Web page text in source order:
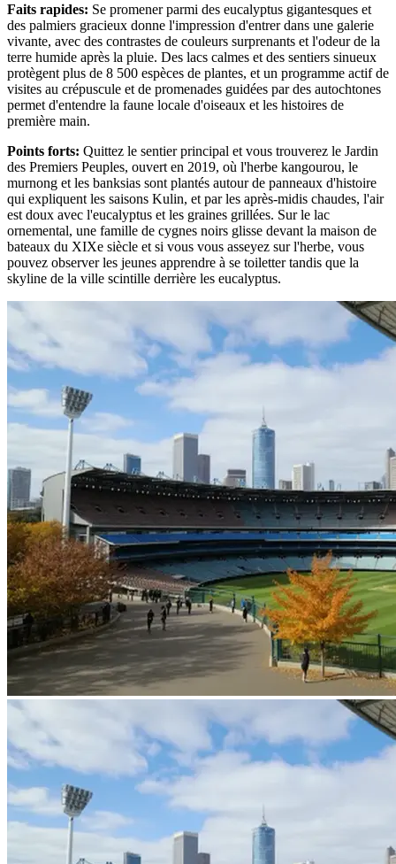
Faits rapides: Se promener parmi des eucalyptus gigantesques et
des palmiers gracieux donne l'impression d'entrer dans une galerie
vivante, avec des contrastes de couleurs surprenants et l'odeur de la
terre humide après la pluie. Des lacs calmes et des sentiers sinueux
protègent plus de 8 500 espèces de plantes, et un programme actif de
visites au crépuscule et de promenades guidées par des autochtones
permet d'entendre la faune locale d'oiseaux et les histoires de
première main.
Points forts: Quittez le sentier principal et vous trouverez le Jardin
des Premiers Peuples, ouvert en 2019, où l'herbe kangourou, le
murnong et les banksias sont plantés autour de panneaux d'histoire
qui expliquent les saisons Kulin, et par les après-midis chaudes, l'air
est doux avec l'eucalyptus et les graines grillées. Sur le lac
ornemental, une famille de cygnes noirs glisse devant la maison de
bateaux du XIXe siècle et si vous vous asseyez sur l'herbe, vous
pouvez observer les jeunes apprendre à se toiletter tandis que la
skyline de la ville scintille derrière les eucalyptus.